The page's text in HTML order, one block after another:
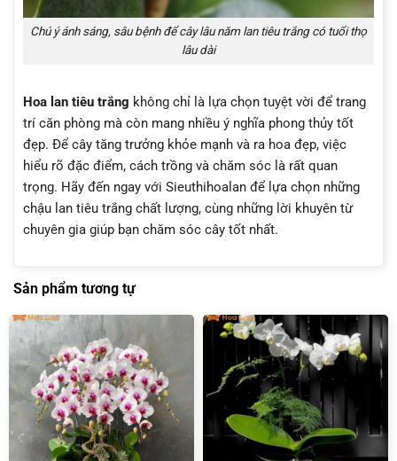
Chú ý ánh sáng, sâu bệnh để cây lâu năm lan tiêu trắng có tuổi thọ
lâu dài
Hoa lan tiêu trắng không chỉ là lựa chọn tuyệt vời để trang
trí căn phòng mà còn mang nhiều ý nghĩa phong thủy tốt
đẹp. Để cây tăng trưởng khỏe mạnh và ra hoa đẹp, việc
hiểu rõ đặc điểm, cách trồng và chăm sóc là rất quan
trọng. Hãy đến ngay với Sieuthihoalan để lựa chọn những
chậu lan tiêu trắng chất lượng, cùng những lời khuyên từ
chuyên gia giúp bạn chăm sóc cây tốt nhất.
Sản phẩm tương tự